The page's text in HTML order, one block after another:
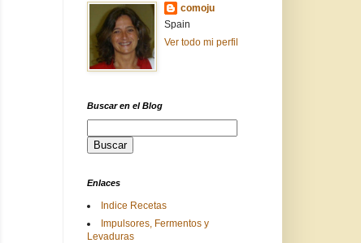
comoju
Spain
Ver todo mi perfil
Buscar en el Blog
Enlaces
Indice Recetas
Impulsores, Fermentos y
Levaduras